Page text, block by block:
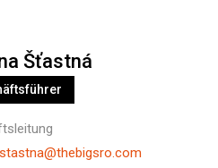
Šťastná